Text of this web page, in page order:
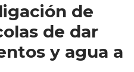
de
de dar
y agua a